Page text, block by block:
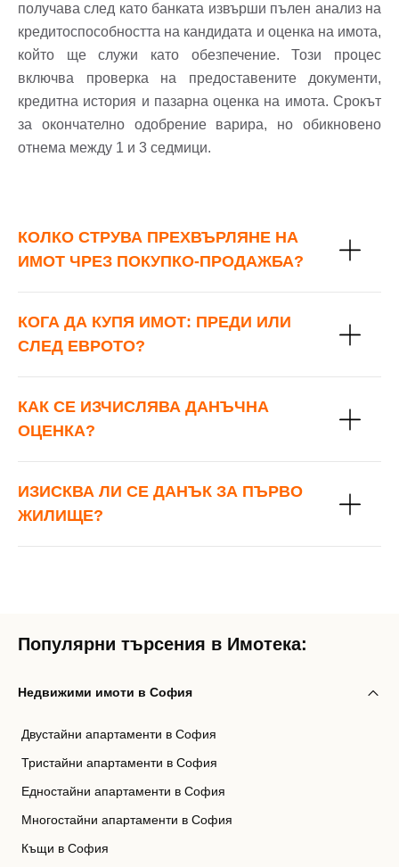
получава след като банката извърши пълен анализ на
кредитоспособността на кандидата и оценка на имота,
който ще служи като обезпечение. Този процес
включва проверка на предоставените документи,
кредитна история и пазарна оценка на имота. Срокът
за окончателно одобрение варира, но обикновено
отнема между 1 и 3 седмици.
КОЛКО СТРУВА ПРЕХВЪРЛЯНЕ НА
ИМОТ ЧРЕЗ ПОКУПКО-ПРОДАЖБА?
КОГА ДА КУПЯ ИМОТ: ПРЕДИ ИЛИ
СЛЕД ЕВРОТО?
КАК СЕ ИЗЧИСЛЯВА ДАНЪЧНА
ОЦЕНКА?
ИЗИСКВА ЛИ СЕ ДАНЪК ЗА ПЪРВО
ЖИЛИЩЕ?
Популярни търсения в Имотека:
Недвижими имоти в София
Двустайни апартаменти в София
Тристайни апартаменти в София
Едностайни апартаменти в София
Многостайни апартаменти в София
Къщи в София